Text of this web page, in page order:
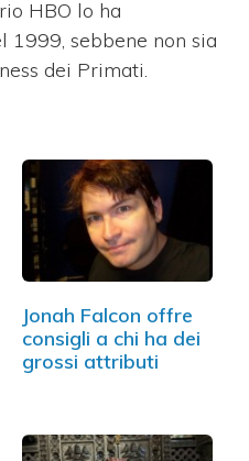
HBO lo ha
1999, sebbene non sia
dei Primati.
Jonah Falcon offre
consigli a chi ha dei
grossi attributi